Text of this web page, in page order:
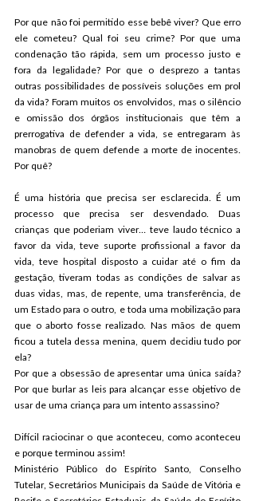
Por que não foi permitido esse bebê viver? Que erro
ele cometeu? Qual foi seu crime? Por que uma
condenação tão rápida, sem um processo justo e
fora da legalidade? Por que o desprezo a tantas
outras possibilidades de possíveis soluções em prol
da vida? Foram muitos os envolvidos, mas o silêncio
e omissão dos órgãos institucionais que têm a
prerrogativa de defender a vida, se entregaram às
manobras de quem defende a morte de inocentes.
Por quê?
É uma história que precisa ser esclarecida. É um
processo que precisa ser desvendado. Duas
crianças que poderiam viver… teve laudo técnico a
favor da vida, teve suporte profissional a favor da
vida, teve hospital disposto a cuidar até o fim da
gestação, tiveram todas as condições de salvar as
duas vidas, mas, de repente, uma transferência, de
um Estado para o outro, e toda uma mobilização para
que o aborto fosse realizado. Nas mãos de quem
ficou a tutela dessa menina, quem decidiu tudo por
ela?
Por que a obsessão de apresentar uma única saída?
Por que burlar as leis para alcançar esse objetivo de
usar de uma criança para um intento assassino?
Difícil raciocinar o que aconteceu, como aconteceu
e porque terminou assim!
Ministério Público do Espírito Santo, Conselho
Tutelar, Secretários Municipais da Saúde de Vitória e